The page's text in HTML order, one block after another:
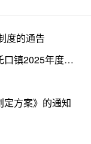
度的通告
中共洪江市托口镇委员会洪江市托口镇人民政府关于洪江市托口镇2025年度法治政府建设情况的报告
方案》的通知